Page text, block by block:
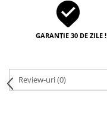
GARANȚIE 30 DE ZILE !
Review-uri(0)